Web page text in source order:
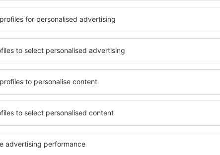
Lufthavn
på140
fra ekte brukere
3.8